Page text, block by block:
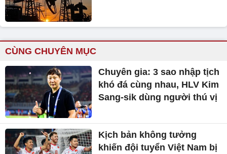
CÙNG CHUYÊN MỤC
Chuyên gia: 3 sao nhập tịch
khó đá cùng nhau, HLV Kim
Sang-sik dùng người thú vị
Kịch bản không tưởng
khiến đội tuyển Việt Nam bị